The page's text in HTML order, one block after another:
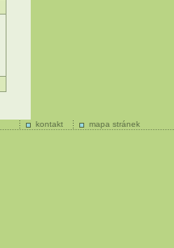
kontakt mapa stránek